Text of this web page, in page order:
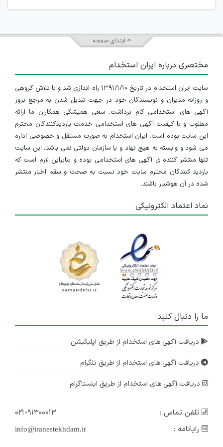
ابتدای صفحه
مختصری درباره ایران استخدام
سایت ایران استخدام در تاریخ ۱۳۹۱/۱/۱۰ راه اندازی شد و با تلاش گروهی
و روزانه مدیران و نویسندگان خود در جهت تبدیل شدن به مرجع بروز
آگهی های استخدامی گام برداشت. سعی همیشگی همکاران ما ارائه
مطلوب و با کیفیت آگهی های استخدامی خدمت بازدیدکنندگان محترم
این سایت بوده است. ایران استخدام به صورت مستقل و خصوصی اداره
می شود و وابسته به هیچ نهاد و یا سازمان دولتی نمی باشد، این سایت
تنها منتشر کننده ی آگهی های استخدامی بوده و بنابراین لازم است که
بازدید کنندگان محترم سایت خود نسبت به صحت و سقم اخبار منتشر
شده در آن هوشیار باشند.
نماد اعتماد الکترونیکی
ما را دنبال کنید
دریافت آگهی های استخدام از طریق اپلیکیشن
دریافت آگهی های استخدام از طریق تلگرام
دریافت آگهی های استخدام از طریق اینستاگرام
تلفن تماس :
۰۲۱-۹۱۳۰۰۰۱۳
رایانامه :
info@iranestekhdam.ir